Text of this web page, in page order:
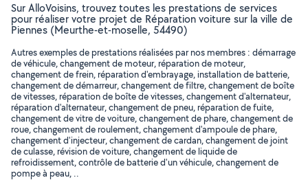
Sur AlloVoisins, trouvez toutes les prestations de services
pour réaliser votre projet de Réparation voiture sur la ville de
Piennes (Meurthe-et-moselle, 54490)
Autres exemples de prestations réalisées par nos membres : démarrage
de véhicule, changement de moteur, réparation de moteur,
changement de frein, réparation d'embrayage, installation de batterie,
changement de démarreur, changement de filtre, changement de boîte
de vitesses, réparation de boîte de vitesses, changement d'alternateur,
réparation d'alternateur, changement de pneu, réparation de fuite,
changement de vitre de voiture, changement de phare, changement de
roue, changement de roulement, changement d'ampoule de phare,
changement d'injecteur, changement de cardan, changement de joint
de culasse, révision de voiture, changement de liquide de
refroidissement, contrôle de batterie d'un véhicule, changement de
pompe à peau, ..